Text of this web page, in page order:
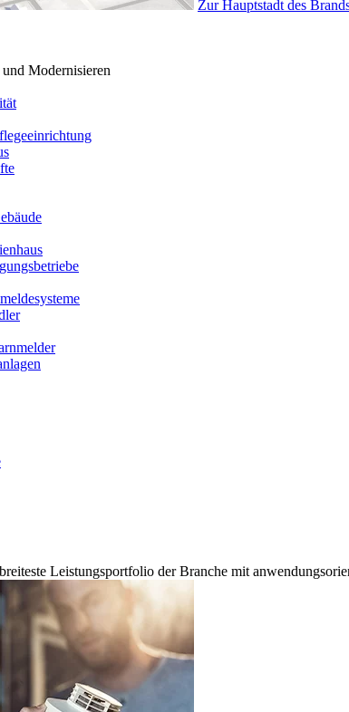
Zur Hauptstadt des
Modernisieren
Leistungsportfolio der Branche mit